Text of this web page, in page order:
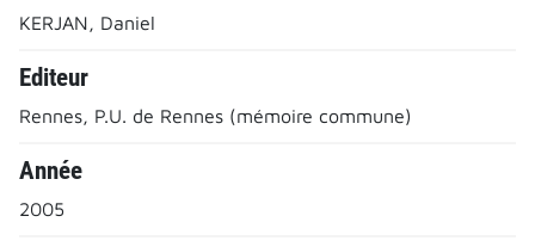
KERJAN, Daniel
Editeur
Rennes, P.U. de Rennes (mémoire commune)
Année
2005